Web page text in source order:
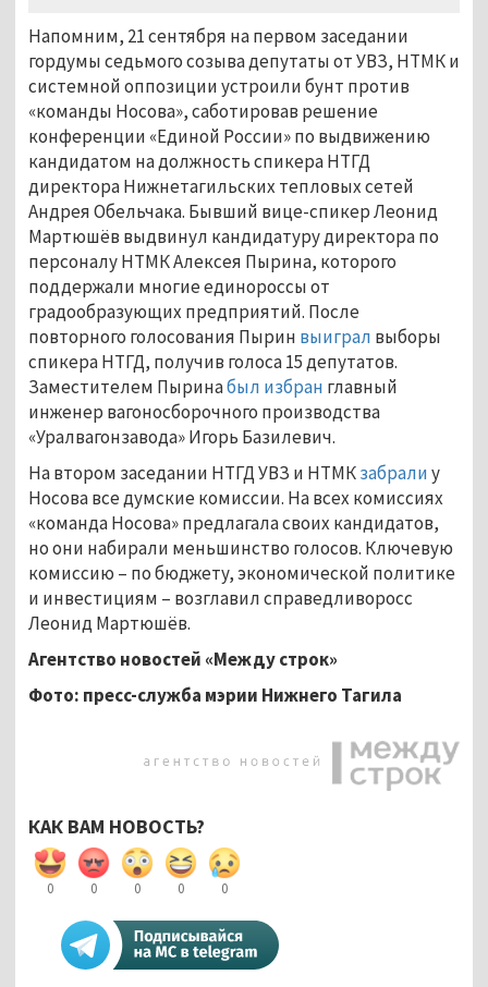
Напомним, 21 сентября на первом заседании
гордумы седьмого созыва депутаты от УВЗ, НТМК и
системной оппозиции устроили бунт против
«команды Носова», саботировав решение
конференции «Единой России» по выдвижению
кандидатом на должность спикера НТГД
директора Нижнетагильских тепловых сетей
Андрея Обельчака. Бывший вице-спикер Леонид
Мартюшёв выдвинул кандидатуру директора по
персоналу НТМК Алексея Пырина, которого
поддержали многие единороссы от
градообразующих предприятий. После
повторного голосования Пырин выиграл выборы
спикера НТГД, получив голоса 15 депутатов.
Заместителем Пыринабыл избран главный
инженер вагоносборочного производства
«Уралвагонзавода» Игорь Базилевич.
На втором заседании НТГД УВЗ и НТМКзабралиу
Носова все думские комиссии. На всех комиссиях
«команда Носова» предлагала своих кандидатов,
но они набирали меньшинство голосов. Ключевую
комиссию – по бюджету, экономической политике
и инвестициям – возглавил справедливоросс
Леонид Мартюшёв.
Агентство новостей «Между строк»
Фото: пресс-служба мэрии Нижнего Тагила
КАК ВАМ НОВОСТЬ?
0 0 0 0 0